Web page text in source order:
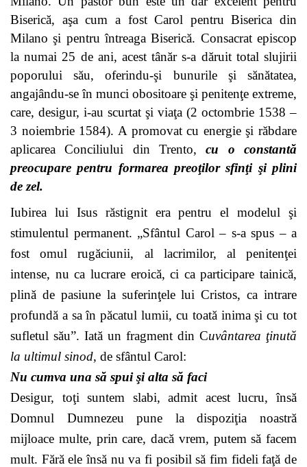
Biserică, aşa cum a fost Carol pentru Biserica din
Milano şi pentru întreaga Biserică. Consacrat episcop
la numai 25 de ani, acest tânăr s-a dăruit total slujirii
poporului său, oferindu-şi bunurile şi sănătatea,
angajându-se în munci obositoare şi penitenţe extreme,
care, desigur, i-au scurtat şi viaţa (2 octombrie 1538 –
3 noiembrie 1584). A promovat cu energie şi răbdare
aplicarea Conciliului din Trento,
cu o constantă
preocupare pentru formarea preoţilor sfinţi şi plini
de zel.
Iubirea lui Isus răstignit era pentru el modelul şi
stimulentul permanent. „Sfântul Carol – s-a spus – a
fost omul rugăciunii, al lacrimilor, al penitenţei
intense, nu ca lucrare eroică, ci ca participare tainică,
plină de pasiune la suferinţele lui Cristos, ca intrare
profundă a sa în păcatul lumii, cu toată inima şi cu tot
sufletul său”. Iată un fragment din Cuvântarea ţinută
la ultimul sinod, de sfântul Carol:
Nu cumva una să spui şi alta să faci
Desigur, toţi suntem slabi, admit acest lucru, însă
Domnul Dumnezeu pune la dispoziţia noastră
mijloace multe, prin care, dacă vrem, putem să facem
mult. Fără ele însă nu va fi posibil să fim fideli faţă de